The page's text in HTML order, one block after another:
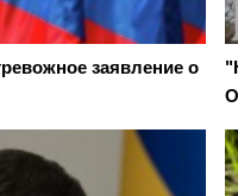
заявление о